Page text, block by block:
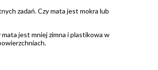
zadań. Czy mata jest mokra lub
jest mniej zimna i plastikowa w